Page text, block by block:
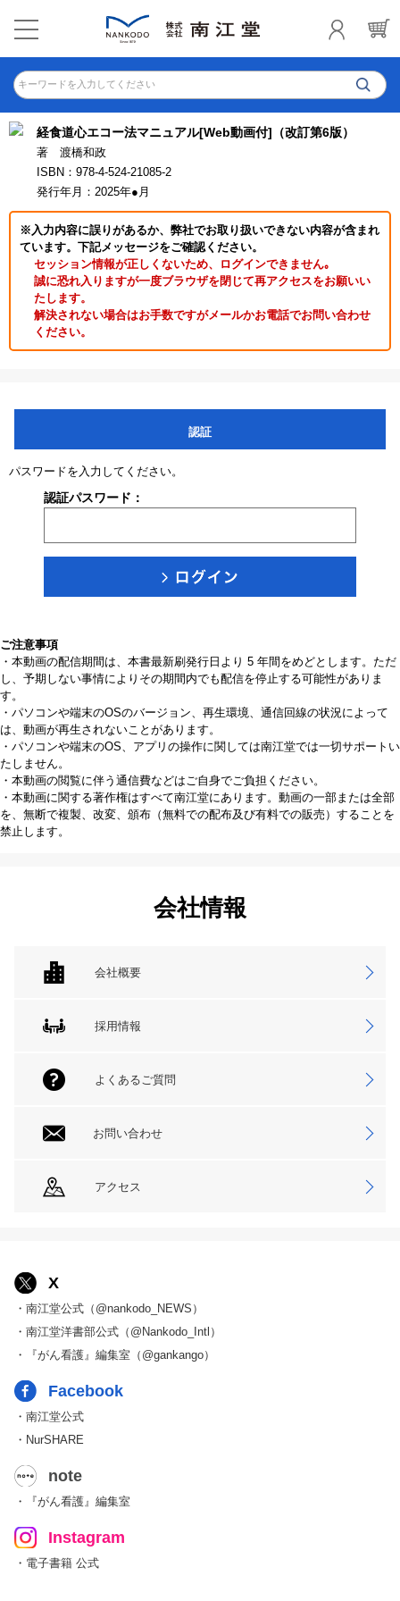
キーワードを入力してください
経食道心エコー法マニュアル[Web動画付]（改訂第6版）
著 渡橋和政
ISBN：978-4-524-21085-2
発行年月：2025年●月
※入力内容に誤りがあるか、弊社でお取り扱いできない内容が含まれ
ています。下記メッセージをご確認ください。
セッション情報が正しくないため、ログインできません｡
誠に恐れ入りますが一度ブラウザを閉じて再アクセスをお願いい
たします。
解決されない場合はお手数ですがメールかお電話でお問い合わせ
ください。
認証
パスワードを入力してください。
認証パスワード：
ご注意事項
・本動画の配信期間は、本書最新刷発行日より 5 年間をめどとします。ただ
し、予期しない事情によりその期間内でも配信を停止する可能性がありま
す。
・パソコンや端末のOSのバージョン、再生環境、通信回線の状況によって
は、動画が再生されないことがあります。
・パソコンや端末のOS、アプリの操作に関しては南江堂では一切サポートい
たしません。
・本動画の閲覧に伴う通信費などはご自身でご負担ください。
・本動画に関する著作権はすべて南江堂にあります。動画の一部または全部
を、無断で複製、改変、頒布（無料での配布及び有料での販売）することを
禁止します。
会社情報
会社概要
採用情報
よくあるご質問
お問い合わせ
アクセス
X
・南江堂公式（@nankodo_NEWS）
・南江堂洋書部公式（@Nankodo_Intl）
・『がん看護』編集室（@gankango）
Facebook
・南江堂公式
・NurSHARE
note
・『がん看護』編集室
Instagram
・電子書籍 公式